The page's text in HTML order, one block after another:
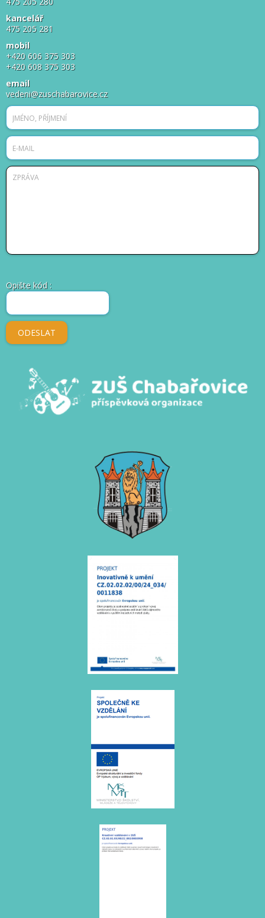
kancelář
475 205 281
mobil
+420 606 375 303
+420 608 375 303
email
vedeni@zuschabarovice.cz
Opište kód :